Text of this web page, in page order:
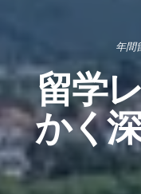
年間
留学
かく